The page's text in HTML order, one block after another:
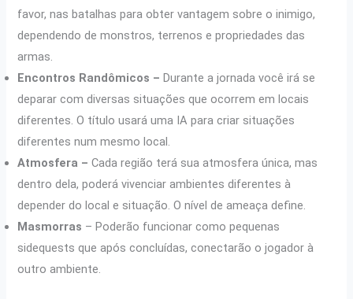
favor, nas batalhas para obter vantagem sobre o inimigo,
dependendo de monstros, terrenos e propriedades das
armas.
Encontros Randômicos – Durante a jornada você irá se
deparar com diversas situações que ocorrem em locais
diferentes. O título usará uma IA para criar situações
diferentes num mesmo local.
Atmosfera –Cada região terá sua atmosfera única, mas
dentro dela, poderá vivenciar ambientes diferentes à
depender do local e situação. O nível de ameaça define.
Masmorras – Poderão funcionar como pequenas
sidequests que após concluídas, conectarão o jogador à
outro ambiente.